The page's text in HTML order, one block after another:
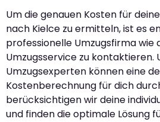
Um die genauen Kosten für
nach Kielce zu ermitteln, ist es
professionelle Umzugsfirma wie
Umzugsservice zu kontaktieren.
Umzugsexperten können eine
Kostenberechnung für dich
berücksichtigen wir deine
und finden die optimale Lösung